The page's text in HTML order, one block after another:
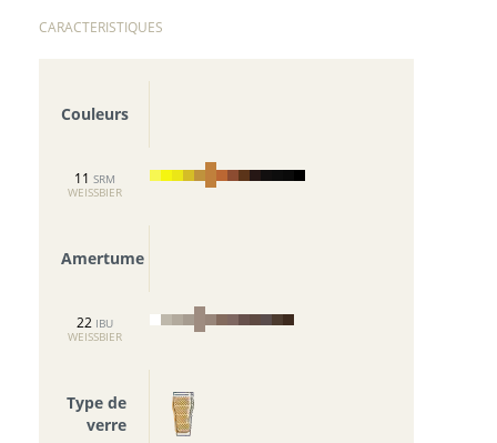
CARACTERISTIQUES
Couleurs
11 SRM
WEISSBIER
Amertume
22 IBU
WEISSBIER
Type de
verre